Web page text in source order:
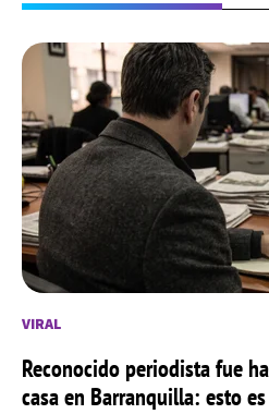
VIRAL
Reconocido periodista fue
casa en Barranquilla: esto